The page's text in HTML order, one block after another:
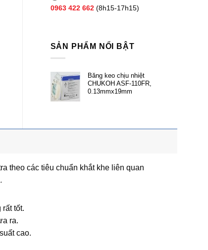
0963 422 662(8h15-17h15)
SẢN PHẨM NỔI BẬT
Băng keo chịu nhiệt
CHUKOH ASF-110FR,
0.13mmx19mm
theo các tiêu chuẩn khắt khe liên quan
tốt.​
ra.
cao.